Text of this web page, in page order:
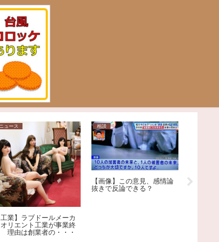
ュース
業】ラブドールメーカ
リエント工業が事業終
理由は創業者の・・・
相談
【画像】この意見、感情論
抜きで反論できる？